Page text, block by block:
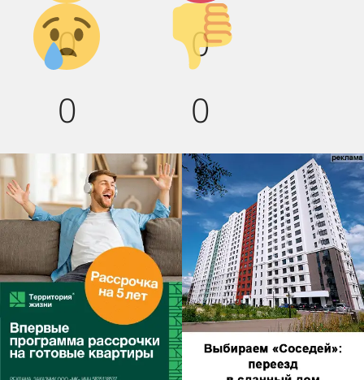
0 0
Грусть :(
0
Палец
вниз!
0